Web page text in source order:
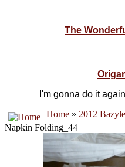
The
I'm gonna do it
Home » 2012
Napkin Folding_44